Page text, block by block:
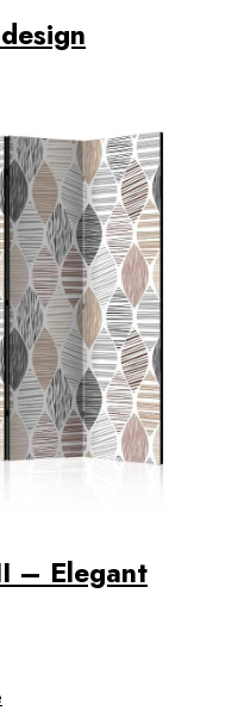
– Elegant